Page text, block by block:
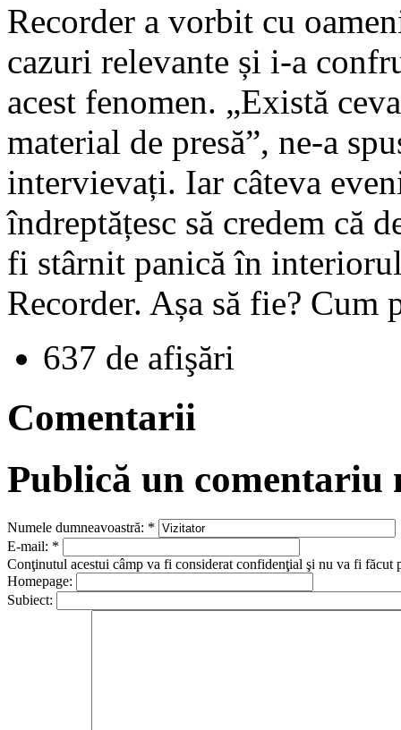
Recorder a vorbit cu
cazuri relevante și i-a
acest fenomen. „Există
material de presă”, ne-a
intervievați. Iar câteva
îndreptățesc să credem că
fi stârnit panică în
Recorder. Așa să fie? Cum
637 de afişări
Comentarii
Publică un comentariu
Numele dumneavoastră: *
E-mail: *
Conţinutul acestui câmp va fi considerat confidenţial şi nu va fi făcut
Homepage:
Subiect: